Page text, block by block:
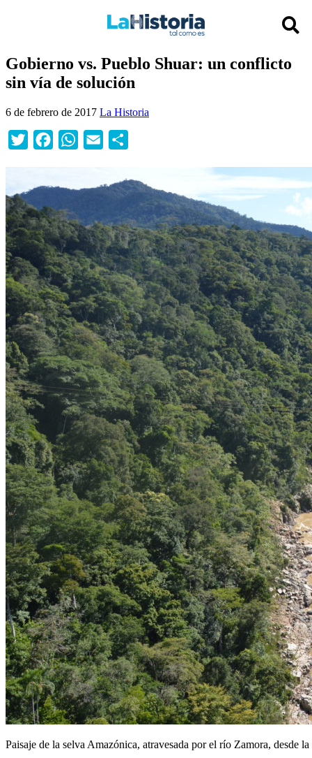
Gobierno vs. Pueblo Shuar: un conflicto
sin vía de solución
6 de febrero de 2017 La Historia
Twitter FacebookWhatsApp
Email
Paisaje de la selva Amazónica, atravesada por el río Zamora, desde